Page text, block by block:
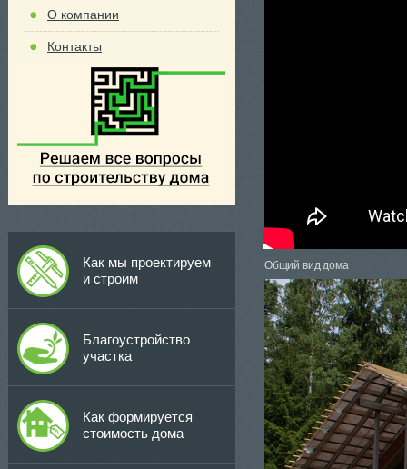
О компании
Контакты
Как мы проектируем
и строим
Благоустройство
участка
Как формируется
стоимость дома
Общий вид дома